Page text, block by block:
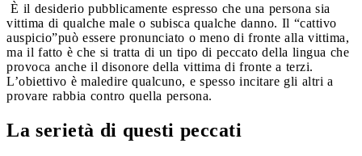
È il desiderio pubblicamente espresso che una persona sia
vittima di qualche male o subisca qualche danno. Il “cattivo
auspicio”può essere pronunciato o meno di fronte alla vittima,
ma il fatto è che si tratta di un tipo di peccato della lingua che
provoca anche il disonore della vittima di fronte a terzi.
L’obiettivo è maledire qualcuno, e spesso incitare gli altri a
provare rabbia contro quella persona.
La serietà di questi peccati